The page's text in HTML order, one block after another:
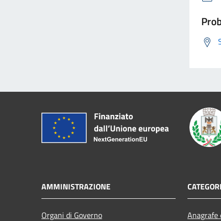
AMMINISTRAZIONE
Organi di Governo